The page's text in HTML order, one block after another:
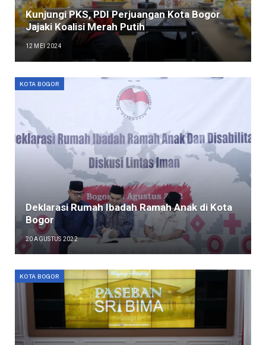
Kunjungi PKS, PDI Perjuangan Kota Bogor
Jajaki Koalisi Merah Putih
12 MEI 2024
KOTA BOGOR
Deklarasi Rumah Ibadah Ramah Anak di Kota
Bogor
20 AGUSTUS 2022
KOTA BOGOR